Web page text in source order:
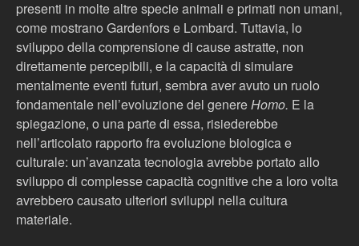
presenti in molte altre specie animali e primati non umani,
come mostrano Gardenfors e Lombard. Tuttavia, lo
sviluppo della comprensione di cause astratte, non
direttamente percepibili, e la capacità di simulare
mentalmente eventi futuri, sembra aver avuto un ruolo
fondamentale nell’evoluzione del genereHomo. E la
spiegazione, o una parte di essa, risiederebbe
nell’articolato rapporto fra evoluzione biologica e
culturale: un’avanzata tecnologia avrebbe portato allo
sviluppo di complesse capacità cognitive che a loro volta
avrebbero causato ulteriori sviluppi nella cultura
materiale.